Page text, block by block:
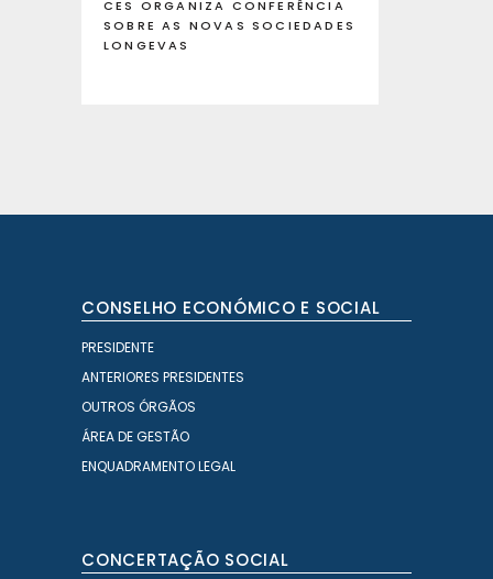
CES ORGANIZA CONFERÊNCIA
SOBRE AS NOVAS SOCIEDADES
LONGEVAS
CONSELHO ECONÓMICO E SOCIAL
PRESIDENTE
ANTERIORES PRESIDENTES
OUTROS ÓRGÃOS
ÁREA DE GESTÃO
ENQUADRAMENTO LEGAL
CONCERTAÇÃO SOCIAL